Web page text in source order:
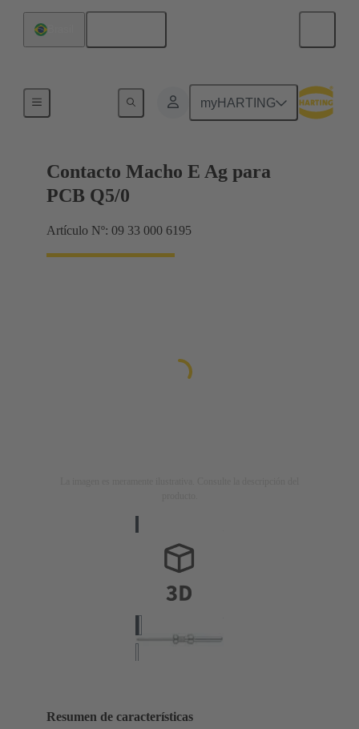
myHARTING
Contacto Macho E Ag para
PCB Q5/0
Artículo Nº: 09 33 000 6195
Resumen de características